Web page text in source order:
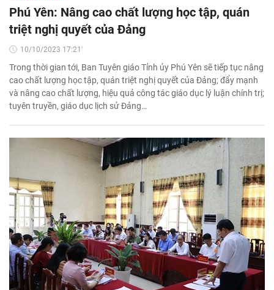
Phú Yên: Nâng cao chất lượng học tập, quán
triệt nghị quyết của Đảng
10/10/2023 17:21'
Trong thời gian tới, Ban Tuyên giáo Tỉnh ủy Phú Yên sẽ tiếp tục nâng
cao chất lượng học tập, quán triệt nghị quyết của Đảng; đẩy mạnh
và nâng cao chất lượng, hiệu quả công tác giáo dục lý luận chính trị;
tuyên truyền, giáo dục lịch sử Đảng…